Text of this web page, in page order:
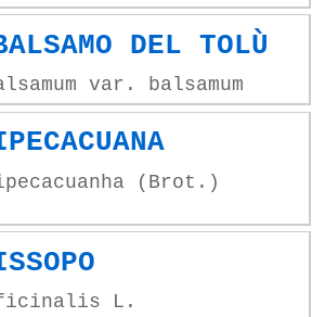
DEL TOLÙ
var. balsamum
(Brot.)
L.